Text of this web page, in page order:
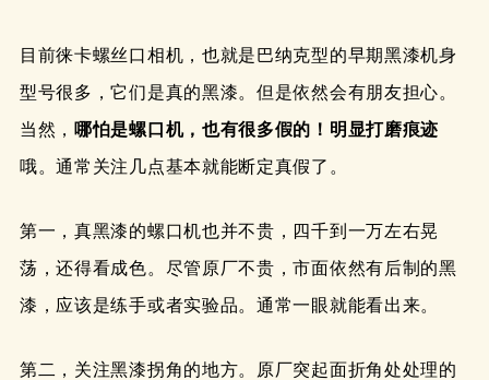
目前徕卡螺丝口相机，也就是巴纳克型的早期黑漆机身
型号很多，它们是真的黑漆。但是依然会有朋友担心。
当然， 哪怕是螺口机，也有很多假的！明显打磨痕迹
哦。通常关注几点基本就能断定真假了。
第一，真黑漆的螺口机也并不贵，四千到一万左右晃
荡，还得看成色。尽管原厂不贵，市面依然有后制的黑
漆，应该是练手或者实验品。通常一眼就能看出来。
第二，关注黑漆拐角的地方。原厂突起面折角处处理的